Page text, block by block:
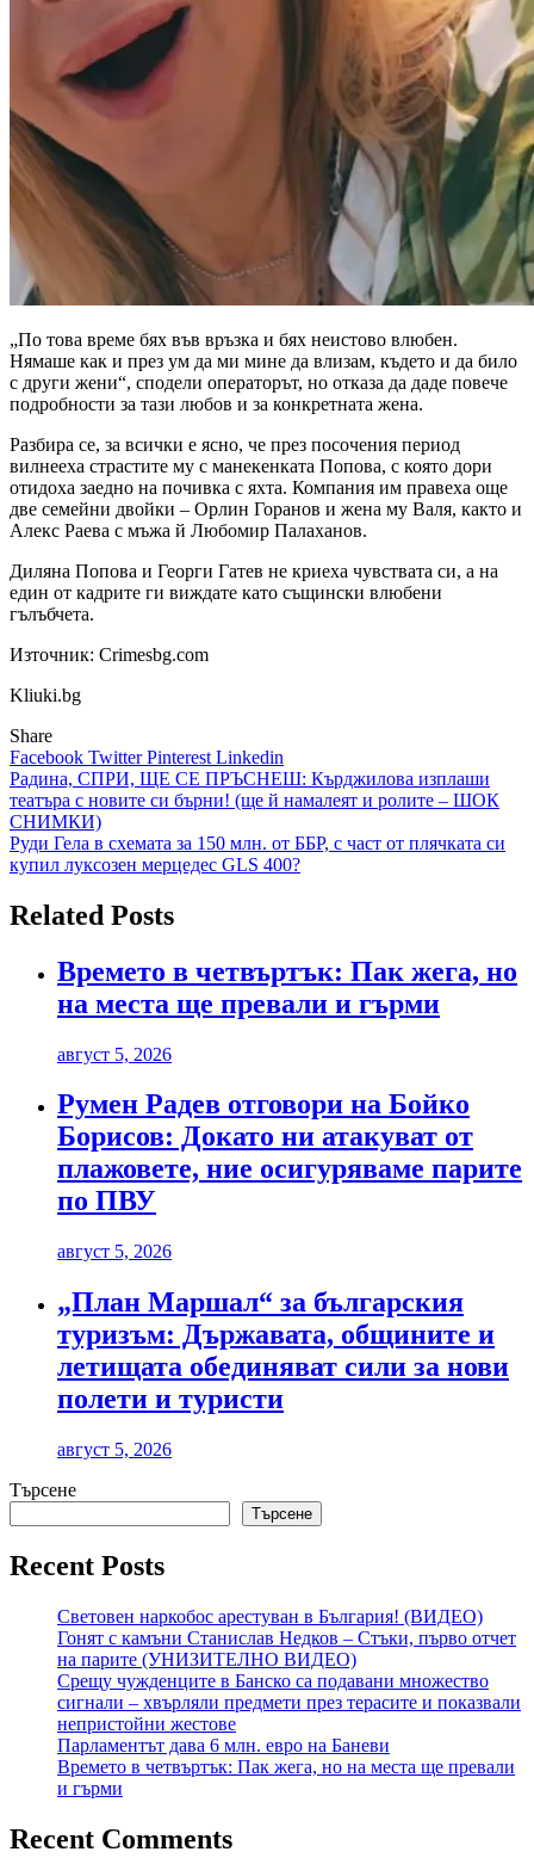
„По това време бях във връзка и бях неистово влюбен.
Нямаше как и през ум да ми мине да влизам, където и да било
с други жени“, сподели операторът, но отказа да даде повече
подробности за тази любов и за конкретната жена.
Разбира се, за всички е ясно, че през посочения период
вилнееха страстите му с манекенката Попова, с която дори
отидоха заедно на почивка с яхта. Компания им правеха още
две семейни двойки – Орлин Горанов и жена му Валя, както и
Алекс Раева с мъжа й Любомир Палаханов.
Диляна Попова и Георги Гатев не криеха чувствата си, а на
един от кадрите ги виждате като същински влюбени
гълъбчета.
Източник: Crimesbg.com
Kliuki.bg
Share
Facebook TwitterPinterest Linkedin
Навигация
Радина, СПРИ, ЩЕ СЕ ПРЪСНЕШ: Кърджилова изплаши
театъра с новите си бърни! (ще й намалеят и ролите – ШОК
СНИМКИ)
Руди Гела в схемата за 150 млн. от ББР, с част от плячката си
купил луксозен мерцедес GLS 400?
Related Posts
Времето в четвъртък: Пак жега, но
на места ще превали и гърми
август 5, 2026
Румен Радев отговори на Бойко
Борисов: Докато ни атакуват от
плажовете, ние осигуряваме парите
по ПВУ
август 5, 2026
„План Маршал“ за българския
туризъм: Държавата, общините и
летищата обединяват сили за нови
полети и туристи
август 5, 2026
Търсене
Търсене
Recent Posts
Световен наркобос арестуван в България! (ВИДЕО)
Гонят с камъни Станислав Недков – Стъки, първо отчет
на парите (УНИЗИТЕЛНО ВИДЕО)
Срещу чужденците в Банско са подавани множество
сигнали – хвърляли предмети през терасите и показвали
непристойни жестове
Парламентът дава 6 млн. евро на Баневи
Времето в четвъртък: Пак жега, но на места ще превали
и гърми
Recent Comments